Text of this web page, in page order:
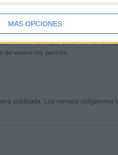
MÁS OPCIONES
solo un blog, es la apuesta personal
pareja, son los encargados de los
vuelcan la mayor parte del tiempo,
de verano les permite.
publicada. Los campos obligatorios